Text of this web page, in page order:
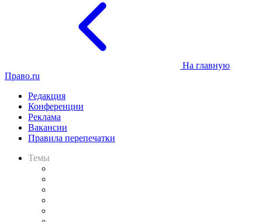
На главную
Право.ru
Редакция
Конференции
Реклама
Вакансии
Правила перепечатки
Темы